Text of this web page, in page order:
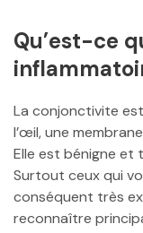
Qu’est-ce
La conjonctivite
l’œil, une
Elle est bénigne et
Surtout ceux qui
conséquent très
reconnaître